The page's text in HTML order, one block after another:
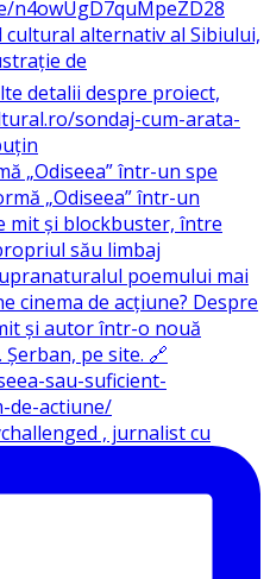
„Odiseea” într-un spe
, jurnalist cu